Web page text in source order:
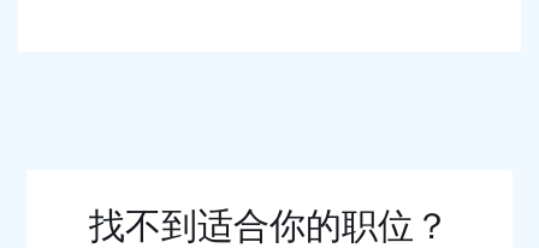
找不到适合你的职位？